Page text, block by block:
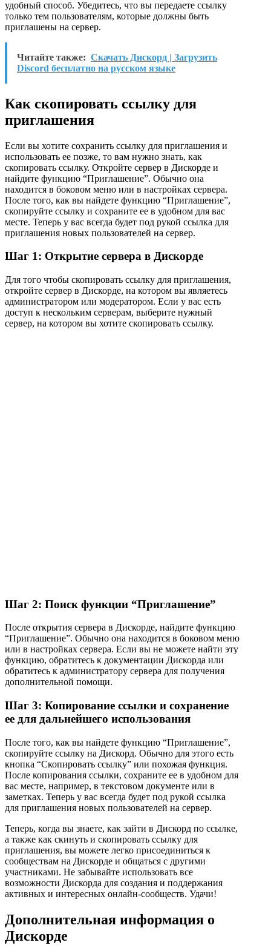
удобный способ. Убедитесь, что вы передаете ссылку
только тем пользователям, которые должны быть
приглашены на сервер.
Читайте также: Скачать Дискорд | Загрузить
Discord бесплатно на русском языке
Как скопировать ссылку для
приглашения
Если вы хотите сохранить ссылку для приглашения и
использовать ее позже, то вам нужно знать, как
скопировать ссылку. Откройте сервер в Дискорде и
найдите функцию “Приглашение”. Обычно она
находится в боковом меню или в настройках сервера.
После того, как вы найдете функцию “Приглашение”,
скопируйте ссылку и сохраните ее в удобном для вас
месте. Теперь у вас всегда будет под рукой ссылка для
приглашения новых пользователей на сервер.
Шаг 1: Открытие сервера в Дискорде
Для того чтобы скопировать ссылку для приглашения,
откройте сервер в Дискорде, на котором вы являетесь
администратором или модератором. Если у вас есть
доступ к нескольким серверам, выберите нужный
сервер, на котором вы хотите скопировать ссылку.
Шаг 2: Поиск функции “Приглашение”
После открытия сервера в Дискорде, найдите функцию
“Приглашение”. Обычно она находится в боковом меню
или в настройках сервера. Если вы не можете найти эту
функцию, обратитесь к документации Дискорда или
обратитесь к администратору сервера для получения
дополнительной помощи.
Шаг 3: Копирование ссылки и сохранение
ее для дальнейшего использования
После того, как вы найдете функцию “Приглашение”,
скопируйте ссылку на Дискорд. Обычно для этого есть
кнопка “Скопировать ссылку” или похожая функция.
После копирования ссылки, сохраните ее в удобном для
вас месте, например, в текстовом документе или в
заметках. Теперь у вас всегда будет под рукой ссылка
для приглашения новых пользователей на сервер.
Теперь, когда вы знаете, как зайти в Дискорд по ссылке,
а также как скинуть и скопировать ссылку для
приглашения, вы можете легко присоединиться к
сообществам на Дискорде и общаться с другими
участниками. Не забывайте использовать все
возможности Дискорда для создания и поддержания
активных и интересных онлайн-сообществ. Удачи!
Дополнительная информация о
Дискорде